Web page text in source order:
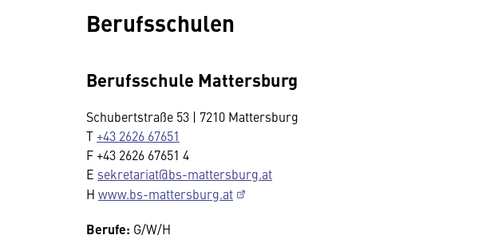
Berufsschulen
Berufsschule Mattersburg
Schubertstraße 53 | 7210 Mattersburg
T+43 2626 67651
F +43 2626 67651 4
E sekretariat@bs-mattersburg.at
H www.bs-mattersburg.at
Berufe: G/W/H